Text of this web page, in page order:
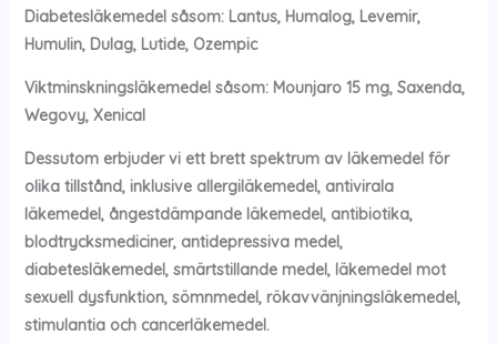
Diabetesläkemedel såsom: Lantus, Humalog, Levemir,
Humulin, Dulag, Lutide, Ozempic
Viktminskningsläkemedel såsom: Mounjaro 15 mg, Saxenda,
Wegovy, Xenical
Dessutom erbjuder vi ett brett spektrum av läkemedel för
olika tillstånd, inklusive allergiläkemedel, antivirala
läkemedel, ångestdämpande läkemedel, antibiotika,
blodtrycksmediciner, antidepressiva medel,
diabetesläkemedel, smärtstillande medel, läkemedel mot
sexuell dysfunktion, sömnmedel, rökavvänjningsläkemedel,
stimulantia och cancerläkemedel.